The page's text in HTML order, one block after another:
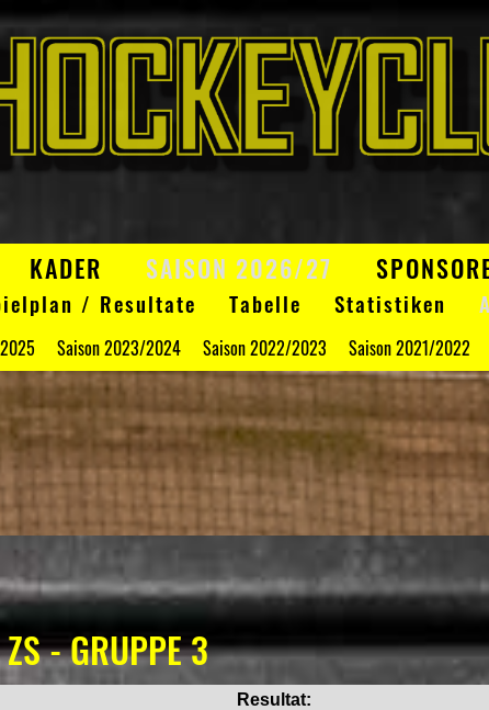
KADER SAISON 2026/27
/ Resultate Tabelle Statistiken
Saison 2023/2024 Saison 2022/2023 Saison 2021/2022
ZS - GRUPPE 3
Resultat: